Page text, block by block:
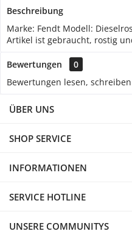
Beschreibung
Marke: Fendt Modell:
Artikel ist gebraucht, rostig
Bewertungen
0
Bewertungen lesen,
ÜBER UNS
SHOP SERVICE
INFORMATIONEN
SERVICE HOTLINE
UNSERE COMMUNITYS